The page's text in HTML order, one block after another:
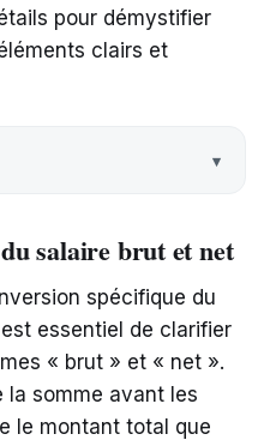
pour démystifier
clairs et
salaire brut et net
spécifique du
essentiel de clarifier
« brut » et « net ».
la somme avant les
le montant total que